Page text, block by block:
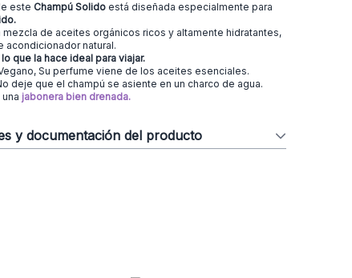
este Champú Solido está diseñada especialmente para
mezcla de aceites orgánicos ricos y altamente hidratantes,
acondicionador natural.
que la hace ideal para viajar.
Su perfume viene de los aceites esenciales.
deje que el champú se asiente en un charco de agua.
jabonera bien drenada.
y documentación del producto